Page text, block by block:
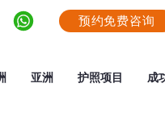
预约免费咨询
亚洲 护照项目 成